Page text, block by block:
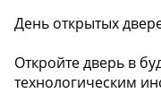
День открытых
Откройте дверь в
технологическим